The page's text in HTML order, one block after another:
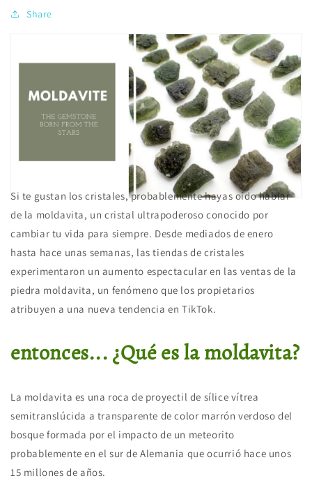
Share
Si te gustan los cristales, probablemente hayas oído hablar
de la moldavita, un cristal ultrapoderoso conocido por
cambiar tu vida para siempre. Desde mediados de enero
hasta hace unas semanas, las tiendas de cristales
experimentaron un aumento espectacular en las ventas de la
piedra moldavita, un fenómeno que los propietarios
atribuyen a una nueva tendencia en TikTok.
entonces... ¿Qué es la moldavita?
La moldavita es una roca de proyectil de sílice vítrea
semitranslúcida a transparente de color marrón verdoso del
bosque formada por el impacto de un meteorito
probablemente en el sur de Alemania que ocurrió hace unos
15 millones de años.